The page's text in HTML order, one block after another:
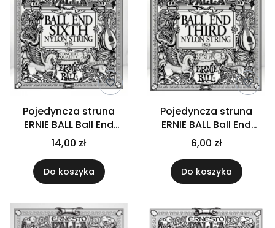
Pojedyncza struna
ERNIE BALL Ball End
Black E6
14,00 zł
Do koszyka
Pojedyncza struna
ERNIE BALL Ball End
Black G3
6,00 zł
Do koszyka